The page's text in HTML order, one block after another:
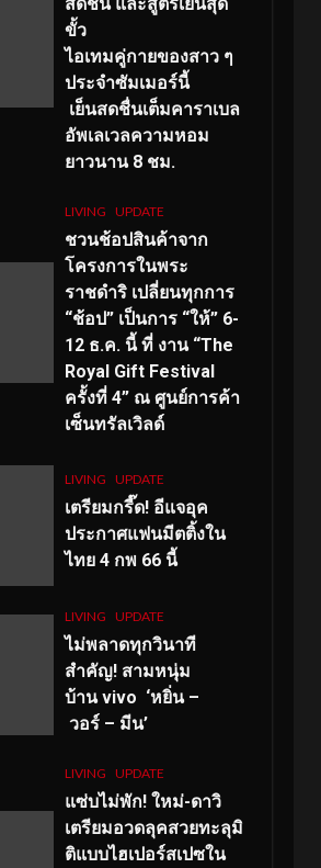
ขั้ว
ไอเทมคู่กายของสาว ๆ
ประจำซัมเมอร์นี้
เย็นสดชื่นเต็มคาราเบล
อัพเลเวลความหอม
ยาวนาน 8 ชม.
LIVING UPDATE
ชวนช้อปสินค้าจาก
โครงการในพระ
ราชดำริ เปลี่ยนทุกการ
“ช้อป” เป็นการ “ให้” 6-
12 ธ.ค. นี้ ที่ งาน “The
Royal Gift Festival
ครั้งที่ 4” ณ ศูนย์การค้า
เซ็นทรัลเวิลด์
LIVING UPDATE
เตรียมกรี๊ด! อีแจอุค
ประกาศแฟนมีตติ้งใน
ไทย 4 กพ 66 นี้
LIVING UPDATE
ไม่พลาดทุกวินาที
สำคัญ! สามหนุ่ม
บ้าน vivo ‘หยิ่น –
วอร์ – มีน’
LIVING UPDATE
แซ่บไม่พัก! ใหม่-ดาวิ
เตรียมอวดลุคสวยทะลุมิ
ติแบบไฮเปอร์สเปซใน